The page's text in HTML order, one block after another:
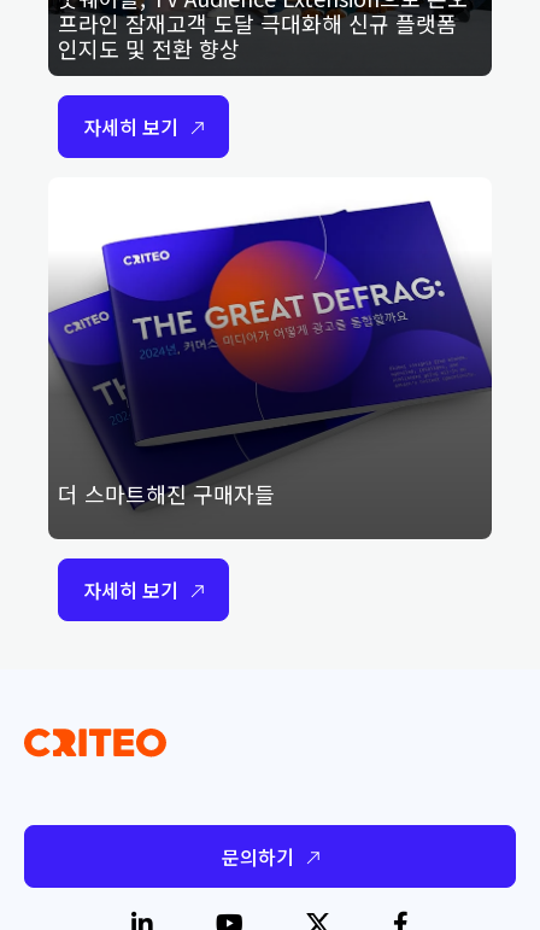
프라인 잠재고객 도달 극대화해 신규 플랫폼
인지도 및 전환 향상
자세히 보기
더 스마트해진 구매자들
자세히 보기
문의하기